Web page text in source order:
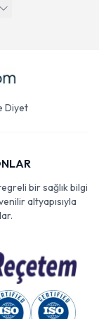
Diyet
bir sağlık bilgi
altyapısıyla